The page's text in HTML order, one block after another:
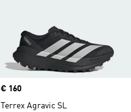
Price
€ 160
Terrex Agravic SL